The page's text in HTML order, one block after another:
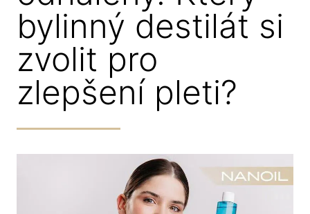
bylinný destilát si
zvolit pro
zlepšení pleti?